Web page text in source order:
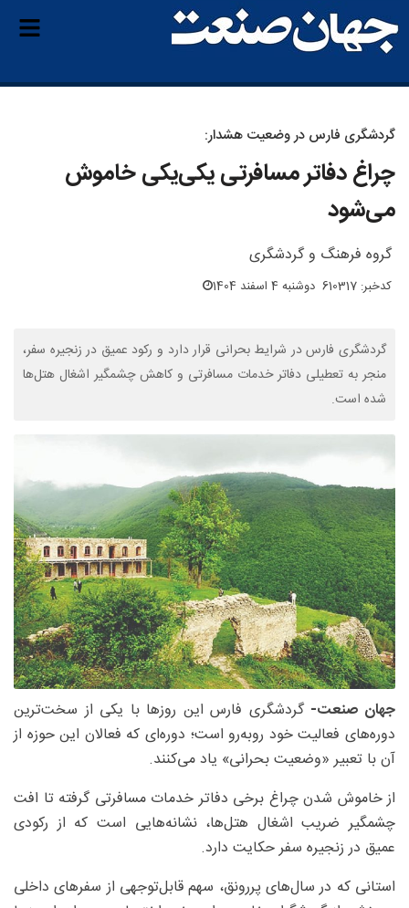
گردشگری فارس در وضعیت هشدار:
چراغ دفاتر مسافرتی یکی‌یکی خاموش
می‌شود
گروه فرهنگ و گردشگری
کدخبر: 610317 دوشنبه 4 اسفند 1404
گردشگری فارس در شرایط بحرانی قرار دارد و رکود عمیق در زنجیره سفر،
منجر به تعطیلی دفاتر خدمات مسافرتی و کاهش چشمگیر اشغال هتل‌ها
شده است.
جهان صنعت- گردشگری فارس این روزها با یکی از سخت‌ترین
دوره‌های فعالیت خود روبه‌رو است؛ دوره‌ای که فعالان این حوزه از
آن با تعبیر «وضعیت بحرانی» یاد می‌کنند.
از خاموش شدن چراغ برخی دفاتر خدمات مسافرتی گرفته تا افت
چشمگیر ضریب اشغال هتل‌ها، نشانه‌هایی است که از رکودی
عمیق در زنجیره سفر حکایت دارد.
استانی که در سال‌های پررونق، سهم قابل‌توجهی از سفرهای داخلی